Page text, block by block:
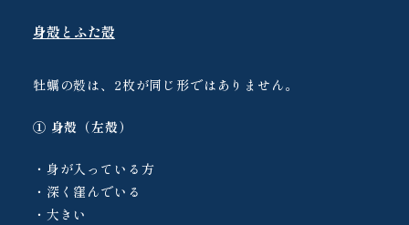
身殻とふた殻
牡蠣の殻は、2枚が同じ形ではありません。
① 身殻（左殻）
・身が入っている方
・深く窪んでいる
・大きい